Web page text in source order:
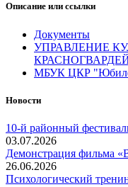
Описание или ссылки
Документы
УПРАВЛЕНИЕ
МБУК ЦКР
Новости
10-й районный
03.07.2026
Демонстрация фильма
26.06.2026
Психологический